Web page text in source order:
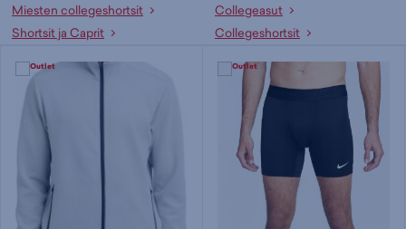
Miesten collegeshortsit
Collegeasut
Shortsit ja Caprit
Collegeshortsit